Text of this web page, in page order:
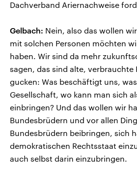
Dachverband Ariernachweise
Gelbach: Nein, also das wollen
mit solchen Personen möchten
haben. Wir sind da mehr
sagen, das sind alte, verbrauchte
gucken: Was beschäftigt uns,
Gesellschaft, wo kann man sich
einbringen? Und das wollen wir
Bundesbrüdern und vor allen
Bundesbrüdern beibringen, sich
demokratischen Rechtsstaat
auch selbst darin einzubringen.